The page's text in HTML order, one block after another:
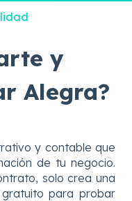
y
Alegra?
y contable que
de tu negocio.
solo crea una
para probar